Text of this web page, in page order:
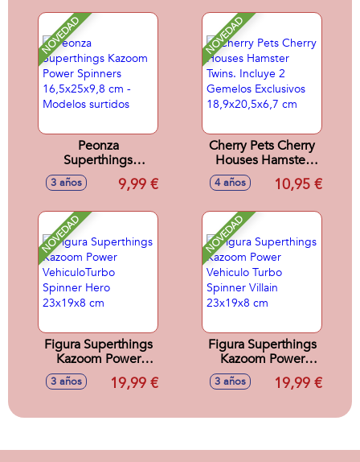
enigma exclusivo,
1 aeronave, 1
disparador y 3
proyectiles
NOVEDAD
Peonza
Superthings
Kazoom Power
Spinners
Modelos surtidos
3 años 9,99 €
NOVEDAD
Cherry Pets Cherry
Houses Hamster
Twins. Incluye 2
Gemelos
18,9x20,5x6,7 cm
4 años 10,95 €
NOVEDAD
Figura Superthings
Kazoom Power
VehiculoTurbo
Spinner Hero
3 años 19,99 €
NOVEDAD
Figura Superthings
Kazoom Power
Vehiculo Turbo
Spinner Villain
3 años 19,99 €